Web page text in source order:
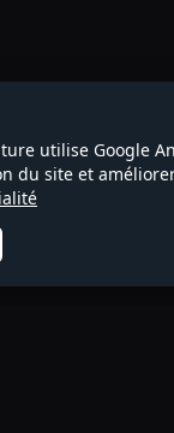
utilise Google
du site et